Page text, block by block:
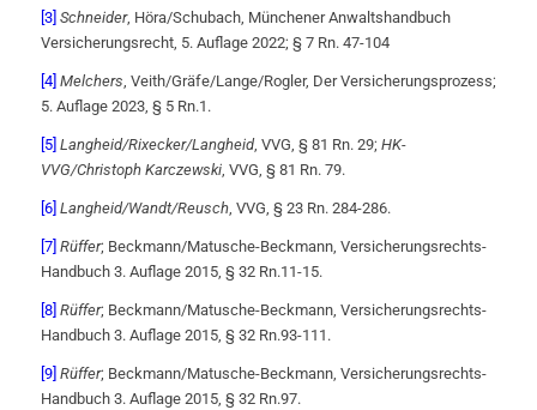
[3] Schneider, Höra/Schubach, Münchener Anwaltshandbuch
Versicherungsrecht, 5. Auflage 2022; § 7 Rn. 47-104
[4] Melchers, Veith/Gräfe/Lange/Rogler, Der Versicherungsprozess;
5. Auflage 2023, § 5 Rn.1.
[5] Langheid/Rixecker/Langheid, VVG, § 81 Rn. 29; HK-
VVG/Christoph Karczewski, VVG, § 81 Rn. 79.
[6] Langheid/Wandt/Reusch, VVG, § 23 Rn. 284-286.
[7] Rüffer; Beckmann/Matusche-Beckmann, Versicherungsrechts-
Handbuch 3. Auflage 2015, § 32 Rn.11-15.
[8] Rüffer; Beckmann/Matusche-Beckmann, Versicherungsrechts-
Handbuch 3. Auflage 2015, § 32 Rn.93-111.
[9] Rüffer; Beckmann/Matusche-Beckmann, Versicherungsrechts-
Handbuch 3. Auflage 2015, § 32 Rn.97.